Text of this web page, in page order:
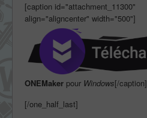
[caption id="attachment_11300"
align="aligncenter" width="500"]
ONEMaker pour Windows[/caption]
[/one_half_last]